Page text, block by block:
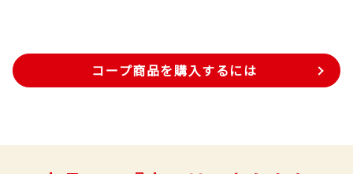
コープ商品を購入するには